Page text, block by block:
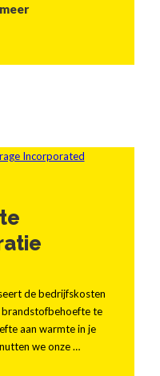
de bedrijfskosten
te
aan warmte in je
we onze …